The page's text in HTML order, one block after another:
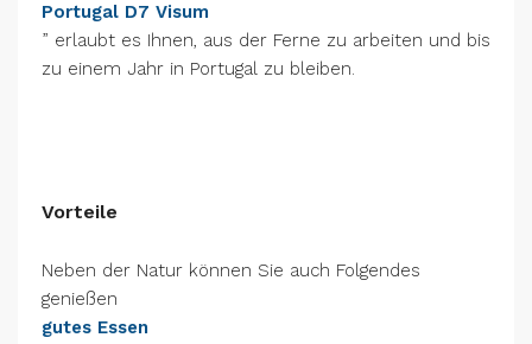
Portugal D7 Visum
” erlaubt es Ihnen, aus der Ferne zu arbeiten und bis
zu einem Jahr in Portugal zu bleiben.
Vorteile
Neben der Natur können Sie auch Folgendes
genießen
gutes Essen